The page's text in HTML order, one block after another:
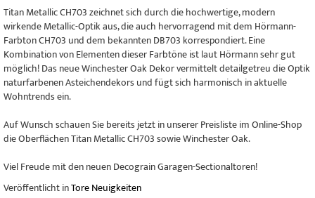
Titan Metallic CH703 zeichnet sich durch die hochwertige, modern
wirkende Metallic-Optik aus, die auch hervorragend mit dem Hörmann-
Farbton CH703 und dem bekannten DB703 korrespondiert. Eine
Kombination von Elementen dieser Farbtöne ist laut Hörmann sehr gut
möglich! Das neue Winchester Oak Dekor vermittelt detailgetreu die Optik
naturfarbenen Asteichendekors und fügt sich harmonisch in aktuelle
Wohntrends ein.
Auf Wunsch schauen Sie bereits jetzt in unserer Preisliste im Online-Shop
die Oberflächen Titan Metallic CH703 sowie Winchester Oak.
Viel Freude mit den neuen Decograin Garagen-Sectionaltoren!
Veröffentlicht inTore Neuigkeiten